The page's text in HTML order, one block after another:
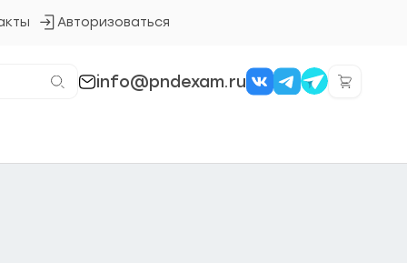
Авторизоваться
Кнопка
info@pndexam.ru